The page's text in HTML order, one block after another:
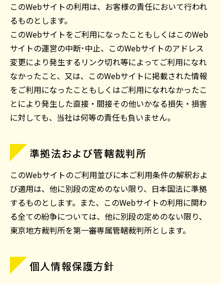
このWebサイトの利用は、お客様の責任において行われ
るものとします。
このWebサイトをご利用になったこともしくはこのWeb
サイトの運営の中断･中止、このWebサイトのアドレス
変更により発生するリンク切れ等によってご利用になれ
なかったこと、又は、このWebサイトに掲載された情報
をご利用になったこともしくはご利用になれなかったこ
とにより発生した直接・間接その他いかなる損失・損害
に対しても、当社は何等の責任も負いません。
準拠法および管轄裁判所
このWebサイトのご利用並びに本ご利用条件の解釈およ
び適用は、他に別段の定めのない限り、日本国法に準拠
するものとします。また、このWebサイトの利用に関わ
る全ての紛争については、他に別段の定めのない限り、
東京地方裁判所を第一審専属管轄裁判所とします。
個人情報保護方針